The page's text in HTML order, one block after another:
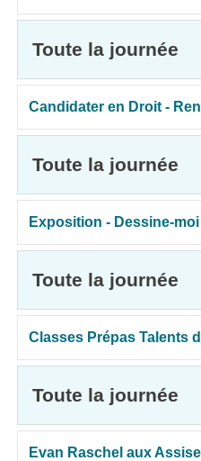
Toute la journée
Candidater en Droit -
Toute la journée
Exposition - Dessine-moi
Toute la journée
Classes Prépas Talents
Toute la journée
Evan Raschel aux